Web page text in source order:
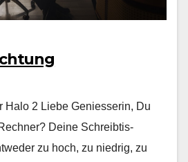
Halo 2 Liebe Geniesserin, Du
Deine Schreibtis­
zu hoch, zu niedrig, zu